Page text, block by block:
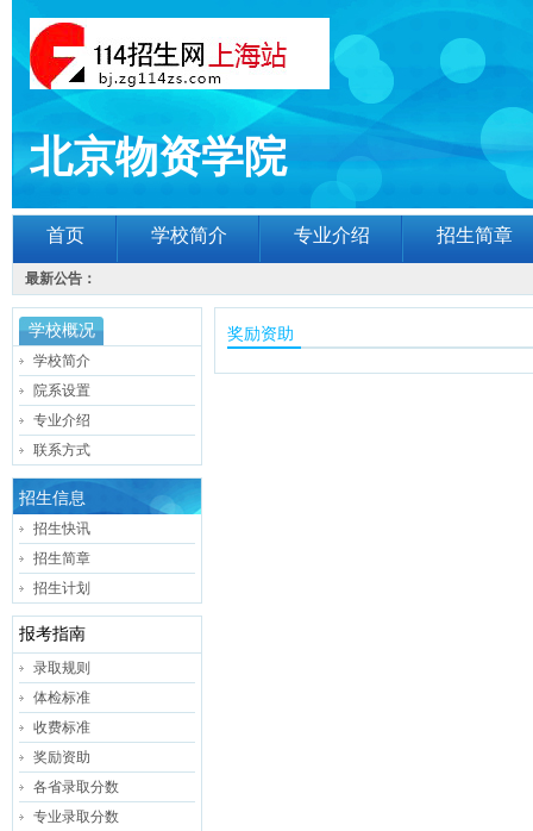
北京物资学院
首页 学校简介 专业介绍 招生简章
最新公告：
学校概况
学校简介
院系设置
专业介绍
联系方式
招生信息
招生快讯
招生简章
招生计划
报考指南
录取规则
体检标准
收费标准
奖励资助
各省录取分数
专业录取分数
奖励资助